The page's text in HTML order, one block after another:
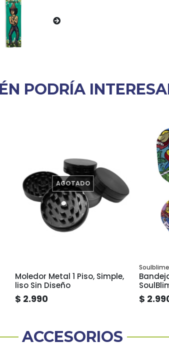
PODRÍA
AGOTADO
Moledor Metal 1 Piso, Simple,
liso Sin Diseño
$ 2.990
Soulblime
$
ACCESORIOS